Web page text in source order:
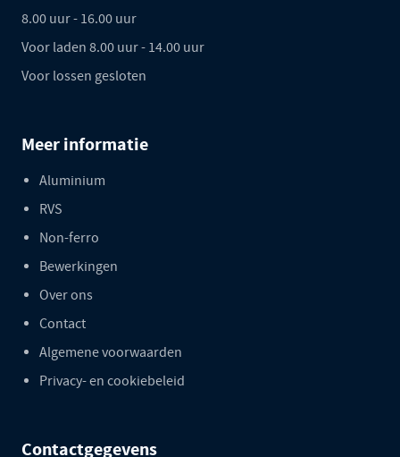
8.00 uur - 16.00 uur
Voor laden 8.00 uur - 14.00 uur
Voor lossen gesloten
Meer informatie
Aluminium
RVS
Non-ferro
Bewerkingen
Over ons
Contact
Algemene voorwaarden
Privacy- en cookiebeleid
Contactgegevens